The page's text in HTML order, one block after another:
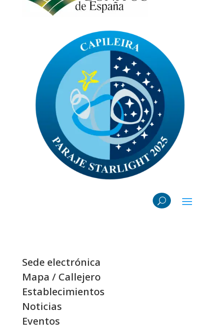
Sede electrónica
Mapa / Callejero
Establecimientos
Noticias
Eventos